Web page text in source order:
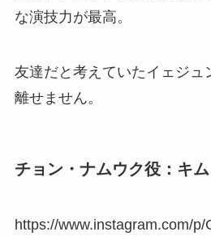
な演技力が最高。
友達だと考えていたイェジュ
離せません。
チョン・ナムウク役：キ
https://www.instagram.com/